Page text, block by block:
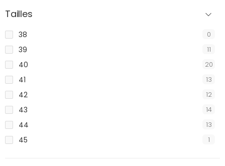
Tailles
38 0
39 11
40 20
41 13
42 12
43 14
44 13
45 1